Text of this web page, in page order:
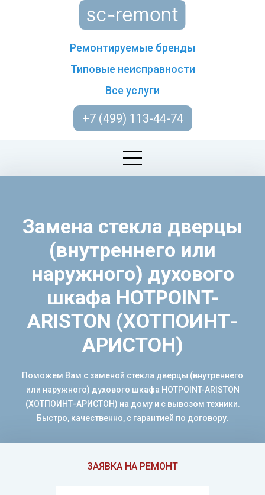
Ремонтируемые бренды
Типовые неисправности
Все услуги
+7 (499) 113-44-74
ЗАЯВКА НА РЕМОНТ
Замена стекла дверцы
(внутреннего или
наружного) духового
шкафа HOTPOINT-
ARISTON (ХОТПОИНТ-
АРИСТОН)
Поможем Вам с заменой стекла дверцы (внутреннего
или наружного) духового шкафа HOTPOINT-ARISTON
(ХОТПОИНТ-АРИСТОН) на дому и с вывозом техники.
Быстро, качественно, с гарантией по договору.